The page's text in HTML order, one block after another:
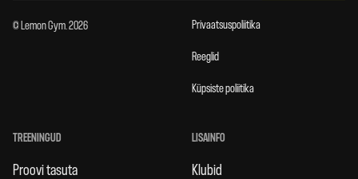
© Lemon Gym. 2026 Privaatsuspoliitika
Reeglid
Küpsiste poliitika
TREENINGUD
Proovi tasuta
LISAINFO
Klubid